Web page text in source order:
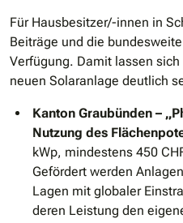
Für Hausbesitzer/-innen in
Beiträge und die
Verfügung. Damit lassen
neuen Solaranlage deutlich
Kanton Graubünden –
Nutzung des
kWp, mindestens 450
Gefördert werden
Lagen mit globaler
deren Leistung den